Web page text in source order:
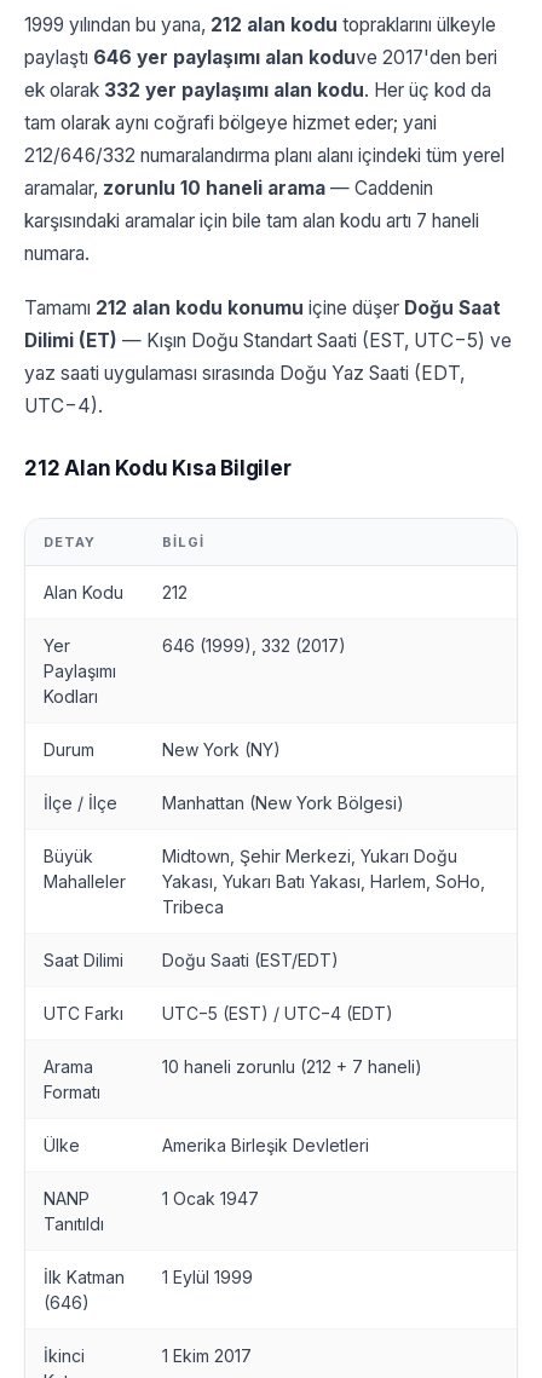
1999 yılından bu yana, 212 alan kodu topraklarını ülkeyle
paylaştı 646 yer paylaşımı alan koduve 2017'den beri
ek olarak 332 yer paylaşımı alan kodu. Her üç kod da
tam olarak aynı coğrafi bölgeye hizmet eder; yani
212/646/332 numaralandırma planı alanı içindeki tüm yerel
aramalar, zorunlu 10 haneli arama — Caddenin
karşısındaki aramalar için bile tam alan kodu artı 7 haneli
numara.
Tamamı 212 alan kodu konumu içine düşer Doğu Saat
Dilimi (ET) — Kışın Doğu Standart Saati (EST, UTC−5) ve
yaz saati uygulaması sırasında Doğu Yaz Saati (EDT,
UTC−4).
212 Alan Kodu Kısa Bilgiler
DETAY BILGI
Alan Kodu 212
Yer
Paylaşımı
Kodları
646 (1999), 332 (2017)
Durum New York (NY)
İlçe / İlçe Manhattan (New York Bölgesi)
Büyük
Mahalleler
Midtown, Şehir Merkezi, Yukarı Doğu
Yakası, Yukarı Batı Yakası, Harlem, SoHo,
Tribeca
Saat Dilimi Doğu Saati (EST/EDT)
UTC Farkı UTC−5 (EST) / UTC−4 (EDT)
Arama
Formatı
10 haneli zorunlu (212 + 7 haneli)
Ülke Amerika Birleşik Devletleri
NANP
Tanıtıldı
1 Ocak 1947
İlk Katman
(646)
1 Eylül 1999
İkinci
1 Ekim 2017